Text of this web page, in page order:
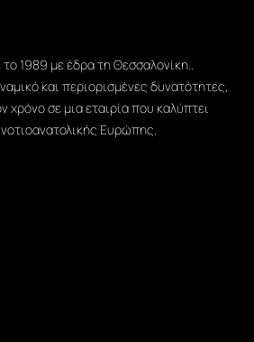
1989 με έδρα τη Θεσσαλονίκη..
και περιορισμένες δυνατότητες,
χρόνο σε μια εταιρία που καλύπτει
Ευρώπης.